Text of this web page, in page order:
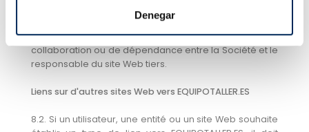
Denegar
8.1. L’établissement de tout type de lien entre
EQUIPOTALLER.ES et un site Web tiers ne signifie pas qu’il
existe un quelconque type de relation, de
collaboration ou de dépendance entre la Société et le
responsable du site Web tiers.
Liens sur d'autres sites Web vers EQUIPOTALLER.ES
8.2. Si un utilisateur, une entité ou un site Web souhaite